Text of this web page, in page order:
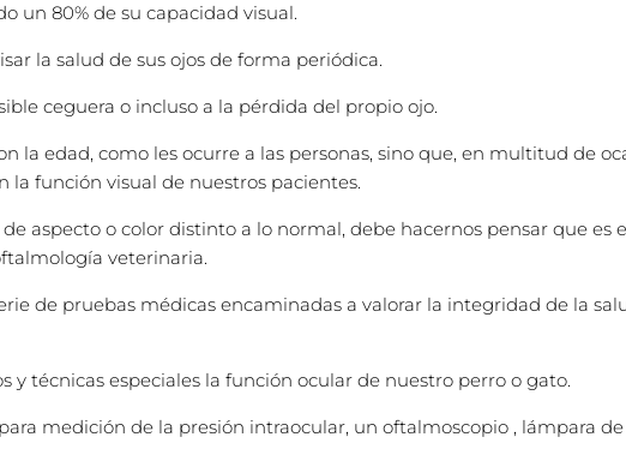
un 80% de su capacidad visual.
la salud de sus ojos de forma periódica.
ceguera o incluso a la pérdida del propio ojo.
la edad, como les ocurre a las personas, sino que, en multitud de
función visual de nuestros pacientes.
aspecto o color distinto a lo normal, debe hacernos pensar que es
veterinaria.
de pruebas médicas encaminadas a valorar la integridad de la
técnicas especiales la función ocular de nuestro perro o gato.
medición de la presión intraocular, un oftalmoscopio , lámpara